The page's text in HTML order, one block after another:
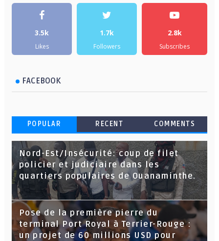
3.5k
Likes
1.7k
Followers
2.8k
Subscribes
FACEBOOK
POPULAR RECENT COMMENTS
Nord-Est/Insécurité: coup de filet
policier et judiciaire dans les
quartiers populaires de Ouanaminthe.
Pose de la première pierre du
terminal Port Royal à Terrier-Rouge :
un projet de 60 millions USD pour